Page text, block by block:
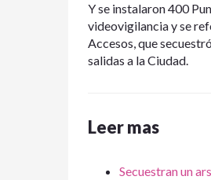
Y se instalaron 400
videovigilancia y se
Accesos, que
salidas a la Ciudad.
Leer mas
Secuestran un